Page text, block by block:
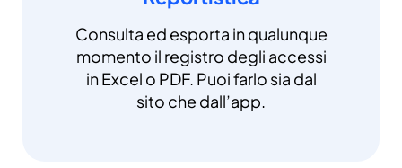
Consulta ed esporta in qualunque
momento il registro degli accessi
in Excel o PDF. Puoi farlo sia dal
sito che dall’app.